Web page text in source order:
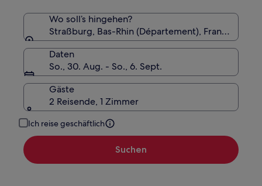
Wo soll’s hingehen?
Straßburg, Bas-Rhin (Département), Frankreich
Daten
So., 30. Aug. - So., 6. Sept.
Gäste
2 Reisende, 1 Zimmer
Ich reise geschäftlich
Suchen